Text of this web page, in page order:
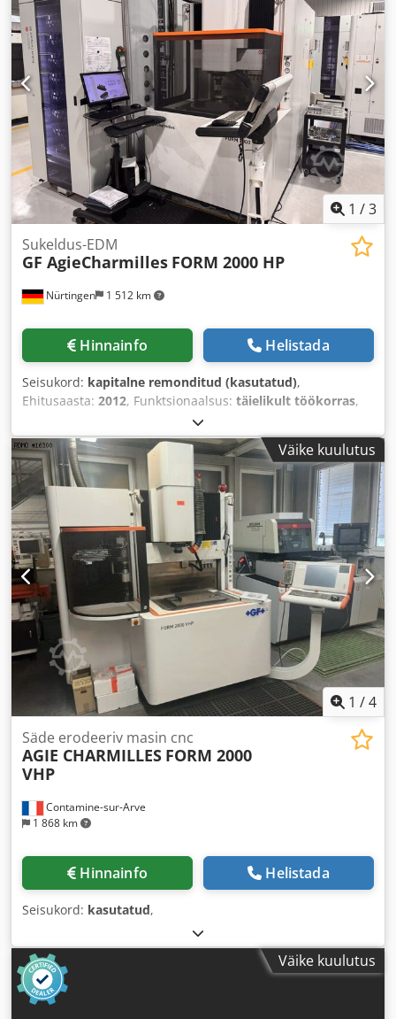
1 /3
Nürtingen 1 512 km
Sukeldus-EDM
GF AgieCharmilles FORM 2000 HP
Hinnainfo Helistada
Seisukord: kapitalne remonditud (kasutatud),
Ehitusaasta: 2012, Funktsionaalsus: täielikult töökorras,
Väike kuulutus
1 /4
Contamine-sur-Arve
1 868 km
Säde erodeeriv masin cnc
AGIE CHARMILLES FORM 2000
VHP
Hinnainfo Helistada
Seisukord: kasutatud,
Väike kuulutus